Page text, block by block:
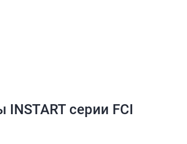
серии FCI